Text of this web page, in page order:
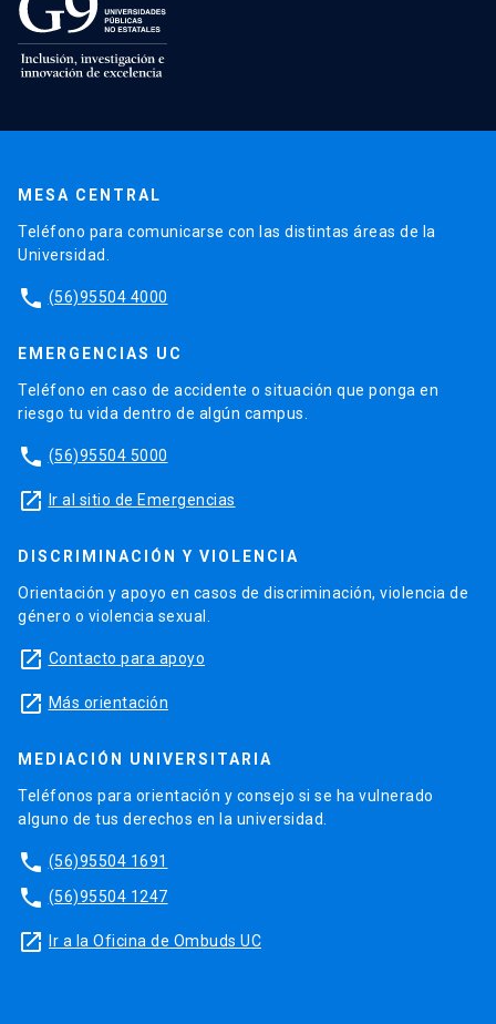
MESA CENTRAL
Teléfono para comunicarse con las distintas áreas de la
Universidad.
phone (56)95504 4000
EMERGENCIAS UC
Teléfono en caso de accidente o situación que ponga en
riesgo tu vida dentro de algún campus.
phone (56)95504 5000
launch Ir al sitio de Emergencias
DISCRIMINACIÓN Y VIOLENCIA
Orientación y apoyo en casos de discriminación, violencia de
género o violencia sexual.
launch Contacto para apoyo
launch Más orientación
MEDIACIÓN UNIVERSITARIA
Teléfonos para orientación y consejo si se ha vulnerado
alguno de tus derechos en la universidad.
phone (56)95504 1691
phone (56)95504 1247
launch Ir a la Oficina de Ombuds UC